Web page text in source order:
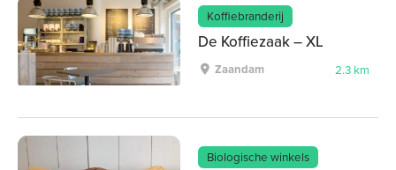
Koffiebranderij
De Koffiezaak – XL
Zaandam 2.3 km
Biologische winkels